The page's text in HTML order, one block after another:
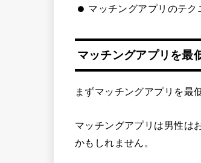
マッチングアプリのテク
マッチングアプリを最
まずマッチングアプリを最
マッチングアプリは男性は
かもしれません。